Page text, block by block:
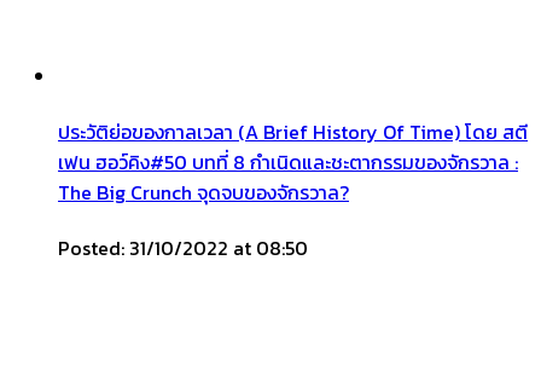
ประวัติย่อของกาลเวลา (A Brief History Of Time) โดย สตี
เฟน ฮอว์คิง#50 บทที่ 8 กำเนิดและชะตากรรมของจักรวาล :
The Big Crunch จุดจบของจักรวาล?
Posted: 31/10/2022 at 08:50